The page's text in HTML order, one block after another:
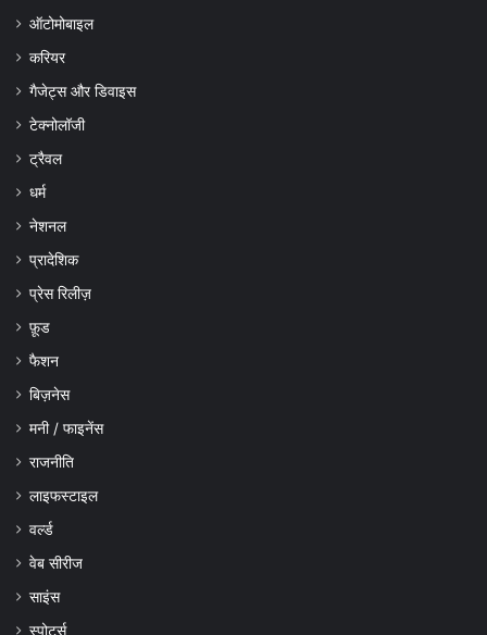
ऑटोमोबाइल
करियर
गैजेट्स और डिवाइस
टेक्नोलॉजी
ट्रैवल
धर्म
नेशनल
प्रादेशिक
प्रेस रिलीज़
फ़ूड
फैशन
बिज़नेस
मनी / फाइनेंस
राजनीति
लाइफस्टाइल
वर्ल्ड
वेब सीरीज
साइंस
स्पोर्ट्स